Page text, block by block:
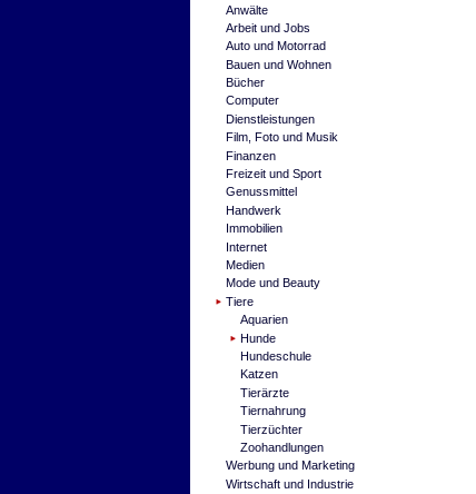
Anwälte
Arbeit und Jobs
Auto und Motorrad
Bauen und Wohnen
Bücher
Computer
Dienstleistungen
Film, Foto und Musik
Finanzen
Freizeit und Sport
Genussmittel
Handwerk
Immobilien
Internet
Medien
Mode und Beauty
Tiere
Aquarien
Hunde
Hundeschule
Katzen
Tierärzte
Tiernahrung
Tierzüchter
Zoohandlungen
Werbung und Marketing
Wirtschaft und Industrie